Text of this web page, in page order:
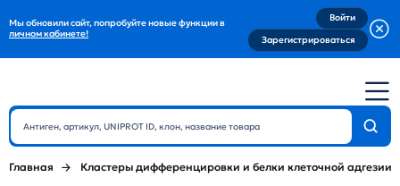
Мы обновили сайт, попробуйте новые функции в
личном кабинете!
Войти
Зарегистрироваться
Главная Кластеры дифференцировки и белки клеточной адгезии